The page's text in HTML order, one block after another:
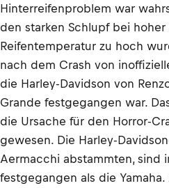
Hinterreifenproblem war
den starken Schlupf bei
Reifentemperatur zu hoch
nach dem Crash von
die Harley-Davidson von
Grande festgegangen war.
die Ursache für den Horror-
gewesen. Die Harley-
Aermacchi abstammten, sind
festgegangen als die